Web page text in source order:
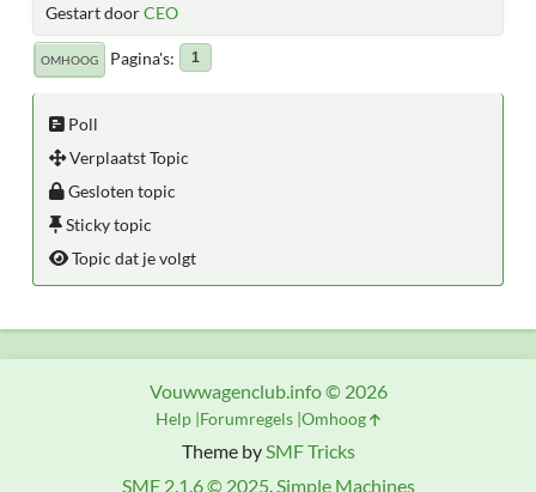
Gestart doorCEO
OMHOOG Pagina's 1
Poll
Verplaatst Topic
Gesloten topic
Sticky topic
Topic dat je volgt
Theme bySMF Tricks
SMF 2.1.6 © 2025,Simple Machines
Vouwwagenclub.info © 2026
Help Forumregels Omhoog